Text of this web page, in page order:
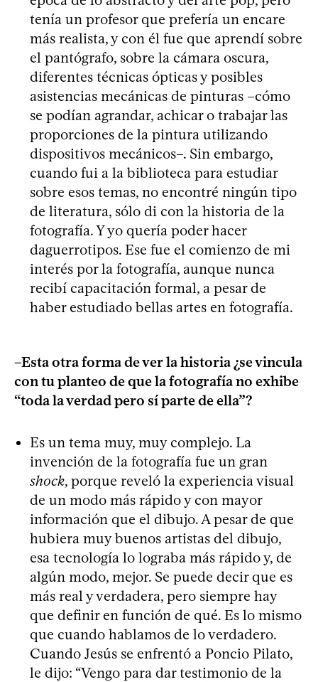
tenía un profesor que prefería un encare
más realista, y con él fue que aprendí sobre
el pantógrafo, sobre la cámara oscura,
diferentes técnicas ópticas y posibles
asistencias mecánicas de pinturas –cómo
se podían agrandar, achicar o trabajar las
proporciones de la pintura utilizando
dispositivos mecánicos–. Sin embargo,
cuando fui a la biblioteca para estudiar
sobre esos temas, no encontré ningún tipo
de literatura, sólo di con la historia de la
fotografía. Y yo quería poder hacer
daguerrotipos. Ese fue el comienzo de mi
interés por la fotografía, aunque nunca
recibí capacitación formal, a pesar de
haber estudiado bellas artes en fotografía.
–Esta otra forma de ver la historia ¿se vincula
con tu planteo de que la fotografía no exhibe
“toda la verdad pero sí parte de ella”?
Es un tema muy, muy complejo. La
invención de la fotografía fue un gran
shock, porque reveló la experiencia visual
de un modo más rápido y con mayor
información que el dibujo. A pesar de que
hubiera muy buenos artistas del dibujo,
esa tecnología lo lograba más rápido y, de
algún modo, mejor. Se puede decir que es
más real y verdadera, pero siempre hay
que definir en función de qué. Es lo mismo
que cuando hablamos de lo verdadero.
Cuando Jesús se enfrentó a Poncio Pilato,
le dijo: “Vengo para dar testimonio de la